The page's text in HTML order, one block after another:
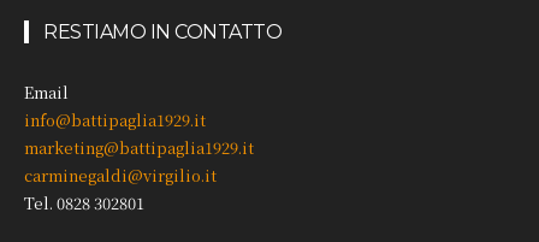
RESTIAMO IN CONTATTO
Email
info@battipaglia1929.it
marketing@battipaglia1929.it
carminegaldi@virgilio.it
Tel. 0828 302801